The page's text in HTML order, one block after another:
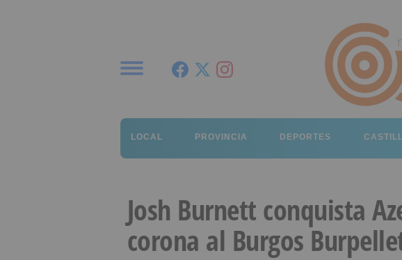
LOCAL PROVINCIA DEPORTES
Josh Burnett conquista
corona al Burgos